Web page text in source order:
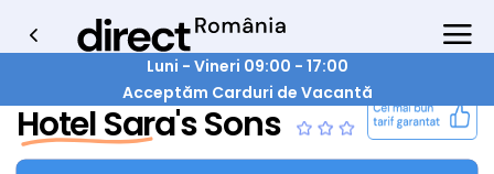
Luni - Vineri 09:00 - 17:00
Acceptăm Carduri de Vacantă
Hotel Sara's Sons